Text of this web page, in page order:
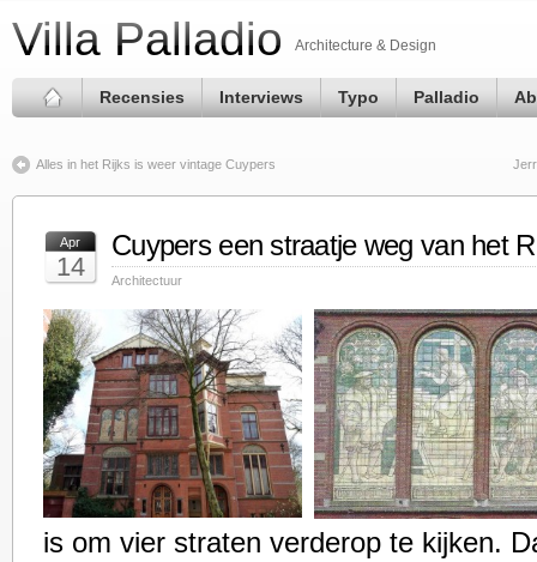
Villa Palladio Architecture & Design
Recensies Interviews Typo Palladio
Alles in het Rijks is weer vintage Cuypers
Apr
14
Cuypers een straatje weg van het
Architectuur
is om vier straten verderop te kijken.